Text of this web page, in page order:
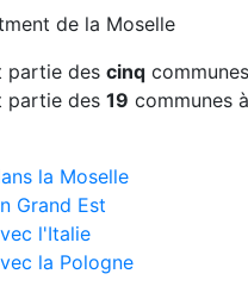
de la Moselle
partie des cinq
partie des 19 communes
la Moselle
Grand Est
l'Italie
la Pologne